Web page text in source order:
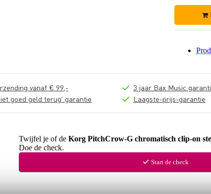
vanaf € 99,-
goed geld terug' garantie
3 jaar Bax Music
Laagste-prijs-garantie
Twijfel je of de Korg PitchCrow-G chromatisch clip-on
Doe de check.
Start de check